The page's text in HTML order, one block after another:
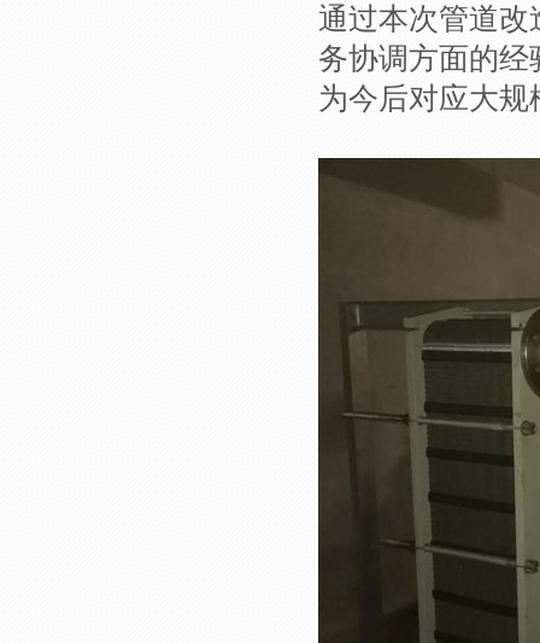
通过本次管道
务协调方面的经
为今后对应大